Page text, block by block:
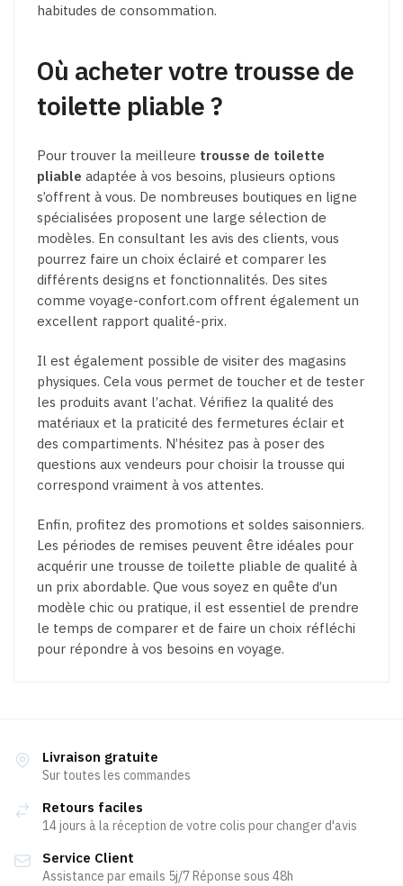
habitudes de consommation.
Où acheter votre trousse de
toilette pliable ?
Pour trouver la meilleure trousse de toilette
pliable adaptée à vos besoins, plusieurs options
s’offrent à vous. De nombreuses boutiques en ligne
spécialisées proposent une large sélection de
modèles. En consultant les avis des clients, vous
pourrez faire un choix éclairé et comparer les
différents designs et fonctionnalités. Des sites
comme voyage-confort.com offrent également un
excellent rapport qualité-prix.
Il est également possible de visiter des magasins
physiques. Cela vous permet de toucher et de tester
les produits avant l’achat. Vérifiez la qualité des
matériaux et la praticité des fermetures éclair et
des compartiments. N’hésitez pas à poser des
questions aux vendeurs pour choisir la trousse qui
correspond vraiment à vos attentes.
Enfin, profitez des promotions et soldes saisonniers.
Les périodes de remises peuvent être idéales pour
acquérir une trousse de toilette pliable de qualité à
un prix abordable. Que vous soyez en quête d’un
modèle chic ou pratique, il est essentiel de prendre
le temps de comparer et de faire un choix réfléchi
pour répondre à vos besoins en voyage.
Livraison gratuite
Sur toutes les commandes
Retours faciles
14 jours à la réception de votre colis pour changer d'avis
Service Client
Assistance par emails 5j/7 Réponse sous 48h